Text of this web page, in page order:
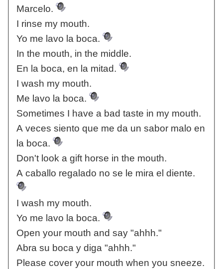
Marcelo.
I rinse my mouth.
Yo me lavo la boca.
In the mouth, in the middle.
En la boca, en la mitad.
I wash my mouth.
Me lavo la boca.
Sometimes I have a bad taste in my mouth.
A veces siento que me da un sabor malo en
la boca.
Don't look a gift horse in the mouth.
A caballo regalado no se le mira el diente.
I wash my mouth.
Yo me lavo la boca.
Open your mouth and say "ahhh."
Abra su boca y diga "ahhh."
Please cover your mouth when you sneeze.